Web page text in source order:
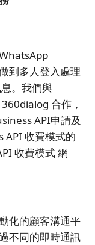
到多人登入處理
。我們與
合作，
API申請及
API 收費模式的
收費模式 網
化的顧客溝通平
不同的即時通訊